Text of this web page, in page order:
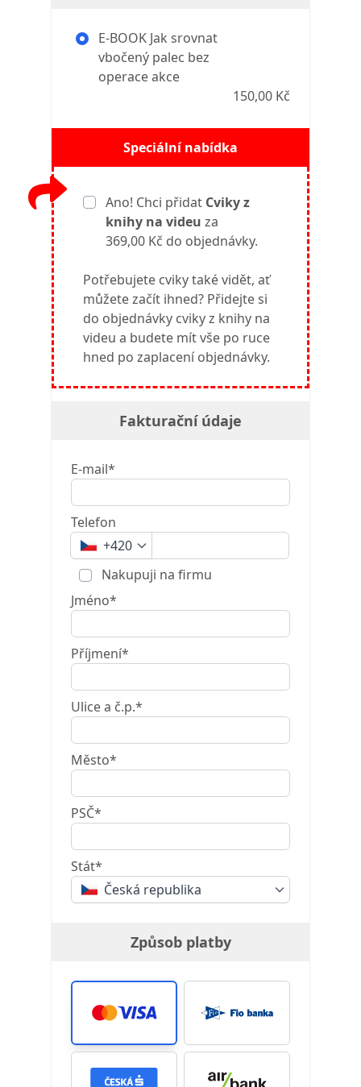
E-BOOK Jak srovnat
vbočený palec bez
operace akce
150,00 Kč
Speciální nabídka
Ano! Chci přidat Cviky z
knihy na videu za
369,00 Kč do objednávky.
Potřebujete cviky také vidět, ať
můžete začít ihned? Přidejte si
do objednávky cviky z knihy na
videu a budete mít vše po ruce
hned po zaplacení objednávky.
Fakturační údaje
E-mail*
Telefon
+420
Nakupuji na firmu
Jméno*
Příjmení*
Ulice a č.p.*
Město*
PSČ*
Stát*
Česká republika
Způsob platby